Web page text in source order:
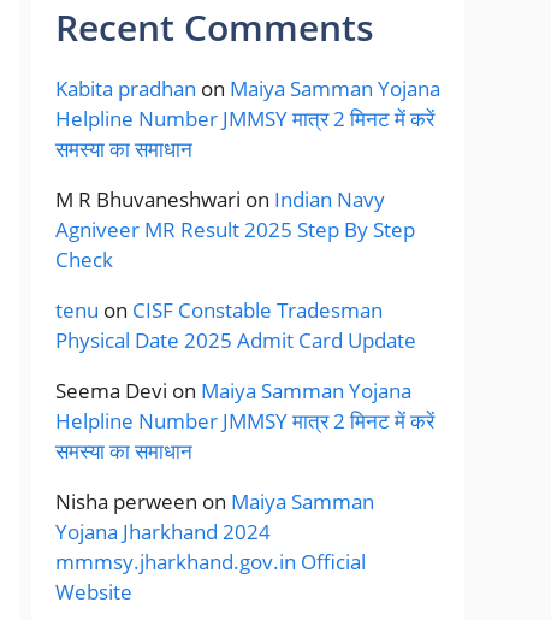
Recent Comments
Kabita pradhan on Maiya Samman Yojana
Helpline Number JMMSY मात्र 2 मिनट में करें
समस्या का समाधान
M R Bhuvaneshwari on Indian Navy
Agniveer MR Result 2025 Step By Step
Check
tenu on CISF Constable Tradesman
Physical Date 2025 Admit Card Update
Seema Devi on Maiya Samman Yojana
Helpline Number JMMSY मात्र 2 मिनट में करें
समस्या का समाधान
Nisha perween on Maiya Samman
Yojana Jharkhand 2024
mmmsy.jharkhand.gov.in Official
Website